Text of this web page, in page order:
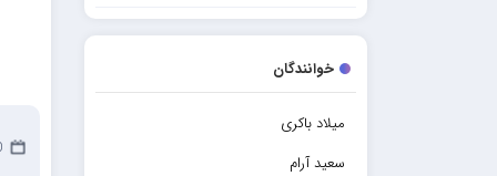
خوانندگان
میلاد باکری
سعید آرام